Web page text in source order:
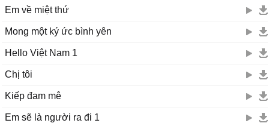
Em về miệt thứ
Mong một ký ức bình yên
Hello Việt Nam 1
Chị tôi
Kiếp đam mê
Em sẽ là người ra đi 1